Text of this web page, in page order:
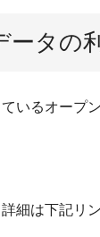
ータの
いるオープ
細は下記リ